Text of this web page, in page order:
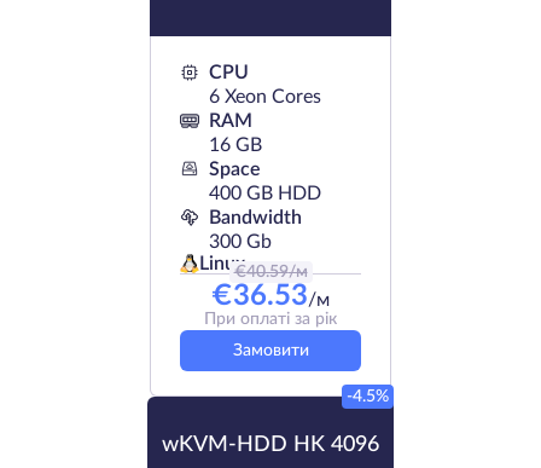
CPU
6 Xeon Cores
RAM
16 GB
Space
400 GB HDD
Bandwidth
300 Gb
Linux
€40.59/м
€36.53/м
При оплаті за рік
Замовити
wKVM-HDD HK 4096
-4.5%